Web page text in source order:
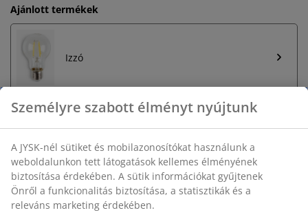
Ajánlott termékek
Izzó
Korlátlan termékvisszavétel
Időkorlát nélkül - bármelyik JYSK áruházban
Árgarancia
30 napos árgarancia minden termékre
Személyre szabott élményt nyújtunk
A JYSK-nél sütiket és mobilazonosítókat használunk a
weboldalunkon tett látogatások kellemes élményének
biztosítása érdekében. A sütik információkat gyűjtenek
Önről a funkcionalitás biztosítása, a statisztikák és a
releváns marketing érdekében.